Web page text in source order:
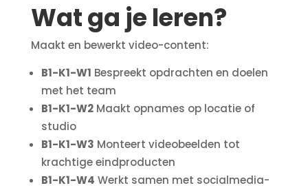
Wat ga je leren?
Maakt en bewerkt video-content:
B1-K1-W1 Bespreekt opdrachten en doelen
met het team
B1-K1-W2Maakt opnames op locatie of
studio
B1-K1-W3 Monteert videobeelden tot
krachtige eindproducten
B1-K1-W4 Werkt samen met socialmedia-